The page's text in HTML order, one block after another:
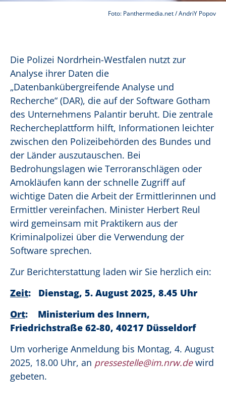
Foto: Panthermedia.net / AndriY Popov
Die Polizei Nordrhein-Westfalen nutzt zur
Analyse ihrer Daten die
„Datenbankübergreifende Analyse und
Recherche“ (DAR), die auf der Software Gotham
des Unternehmens Palantir beruht. Die zentrale
Rechercheplattform hilft, Informationen leichter
zwischen den Polizeibehörden des Bundes und
der Länder auszutauschen. Bei
Bedrohungslagen wie Terroranschlägen oder
Amokläufen kann der schnelle Zugriff auf
wichtige Daten die Arbeit der Ermittlerinnen und
Ermittler vereinfachen. Minister Herbert Reul
wird gemeinsam mit Praktikern aus der
Kriminalpolizei über die Verwendung der
Software sprechen.
Zur Berichterstattung laden wir Sie herzlich ein:
Zeit: Dienstag, 5. August 2025, 8.45 Uhr
Ort: Ministerium des Innern,
Friedrichstraße 62-80, 40217 Düsseldorf
Um vorherige Anmeldung bis Montag, 4. August
2025, 18.00 Uhr, an pressestelle@im.nrw.de wird
gebeten.